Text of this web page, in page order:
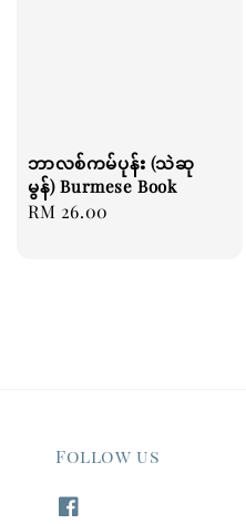
ဘာလစ်ကမ်ပုန်း (သဲဆု
မွန်) Burmese Book
Regular
RM 26.00
Follow us